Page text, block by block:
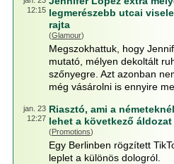
12:15 legmerészebb utcai
rajta
(Glamour)
Megszokhattuk, hogy
mutató, mélyen dekoltált
szőnyegre. Azt azonban
még vásárolni is ennyire
jan. 23
12:27
Riasztó, ami a
lehet a következő áldozat
(Promotions)
Egy Berlinben rögzített
leplet a különös dologról.